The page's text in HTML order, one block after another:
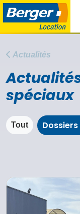
Actualités
spéciaux
Tout